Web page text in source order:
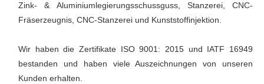
Zink- & Aluminiumlegierungsschussguss, Stanzerei, CNC-
Fräserzeugnis, CNC-Stanzerei und Kunststoffinjektion.
Wir haben die Zertifikate ISO 9001: 2015 und IATF 16949
bestanden und haben viele Auszeichnungen von unseren
Kunden erhalten.